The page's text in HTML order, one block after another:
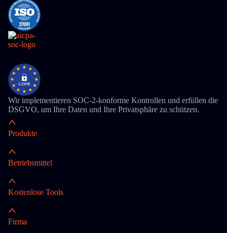
Wir implementieren SOC-2-konforme Kontrollen und erfüllen die
DSGVO, um Ihre Daten und Ihre Privatsphäre zu schützen.
Produkte
Betriebsmittel
Kostenlose Tools
Firma